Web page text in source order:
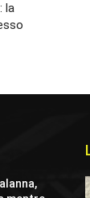
la